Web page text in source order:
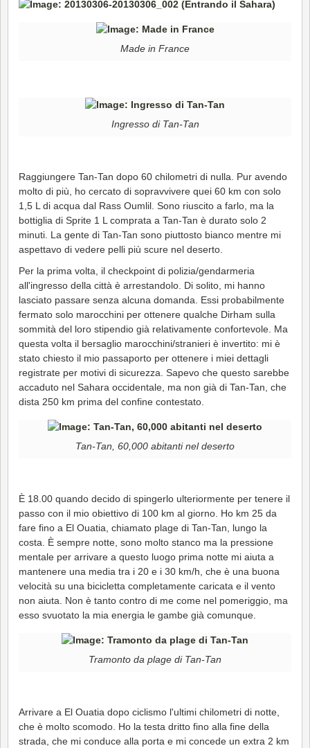
Made in France
Ingresso di Tan-Tan
Raggiungere Tan-Tan dopo 60 chilometri di nulla. Pur avendo
molto di più, ho cercato di sopravvivere quei 60 km con solo
1,5 L di acqua dal Rass Oumlil. Sono riuscito a farlo, ma la
bottiglia di Sprite 1 L comprata a Tan-Tan è durato solo 2
minuti. La gente di Tan-Tan sono piuttosto bianco mentre mi
aspettavo di vedere pelli più scure nel deserto.
Per la prima volta, il checkpoint di polizia/gendarmeria
all'ingresso della città è arrestandolo. Di solito, mi hanno
lasciato passare senza alcuna domanda. Essi probabilmente
fermato solo marocchini per ottenere qualche Dirham sulla
sommità del loro stipendio già relativamente confortevole. Ma
questa volta il bersaglio marocchini/stranieri è invertito: mi è
stato chiesto il mio passaporto per ottenere i miei dettagli
registrate per motivi di sicurezza. Sapevo che questo sarebbe
accaduto nel Sahara occidentale, ma non già di Tan-Tan, che
dista 250 km prima del confine contestato.
Tan-Tan, 60,000 abitanti nel deserto
È 18.00 quando decido di spingerlo ulteriormente per tenere il
passo con il mio obiettivo di 100 km al giorno. Ho km 25 da
fare fino a El Ouatia, chiamato plage di Tan-Tan, lungo la
costa. È sempre notte, sono molto stanco ma la pressione
mentale per arrivare a questo luogo prima notte mi aiuta a
mantenere una media tra i 20 e i 30 km/h, che è una buona
velocità su una bicicletta completamente caricata e il vento
non aiuta. Non è tanto contro di me come nel pomeriggio, ma
esso svuotato la mia energia le gambe già comunque.
Tramonto da plage di Tan-Tan
Arrivare a El Ouatia dopo ciclismo l'ultimi chilometri di notte,
che è molto scomodo. Ho la testa dritto fino alla fine della
strada, che mi conduce alla porta e mi concede un extra 2 km